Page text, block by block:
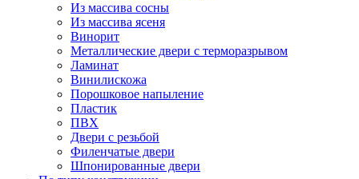
Из массива сосны
Из массива ясеня
Винорит
Металлические двери с терморазрывом
Ламинат
Винилискожа
Порошковое напыление
Пластик
ПВХ
Двери с резьбой
Филенчатые двери
Шпонированные двери